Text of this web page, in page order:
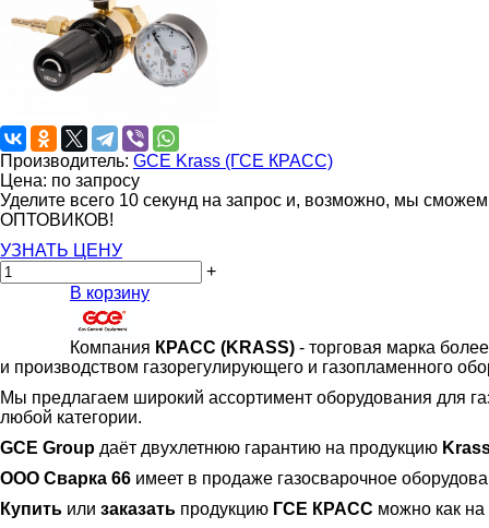
Производитель: GCE Krass (ГСЕ КРАСС)
Цена: по запросу
Уделите всего 10 секунд на запрос и, возможно, мы
ОПТОВИКОВ!
УЗНАТЬ ЦЕНУ
+
В корзину
Компания КРАСС (KRASS) - торговая марка
и производством газорегулирующего и газопламенного
Мы предлагаем широкий ассортимент оборудования для
любой категории.
GCE Group даёт двухлетнюю гарантию на продукцию
ООО Сварка 66 имеет в продаже газосварочное
Купить или заказать продукцию ГСЕ КРАСС можно как на